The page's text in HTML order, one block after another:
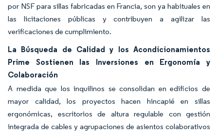
por NSF para sillas fabricadas en Francia, son ya habituales en
las licitaciones públicas y contribuyen a agilizar las
verificaciones de cumplimiento.
La Búsqueda de Calidad y los Acondicionamientos
Prime Sostienen las Inversiones en Ergonomía y
Colaboración
A medida que los inquilinos se consolidan en edificios de
mayor calidad, los proyectos hacen hincapié en sillas
ergonómicas, escritorios de altura regulable con gestión
integrada de cables y agrupaciones de asientos colaborativos